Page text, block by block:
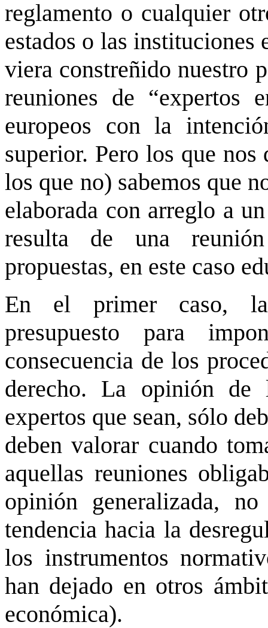
reglamento o cualquier
estados o las instituciones
viera constreñido nuestro
reuniones de “expertos
europeos con la
superior. Pero los que
los que no) sabemos que
elaborada con arreglo a
resulta de una
propuestas, en este caso
En el primer caso, la
presupuesto para
consecuencia de los
derecho. La opinión de
expertos que sean, sólo
deben valorar cuando
aquellas reuniones
opinión generalizada,
tendencia hacia la
los instrumentos
han dejado en otros
económica).